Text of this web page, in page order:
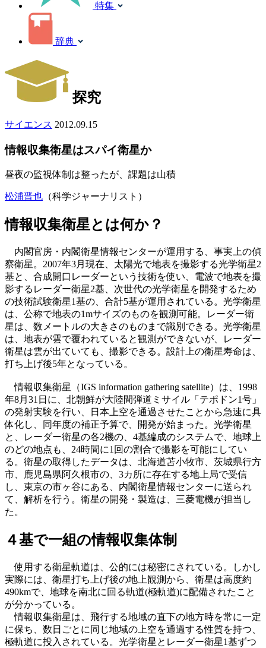
特集
辞典
探究
サイエンス 2012.09.15
情報収集衛星はスパイ衛星か
昼夜の監視体制は整ったが、課題は山積
松浦晋也 （科学ジャーナリスト）
情報収集衛星とは何か？
内閣官房・内閣衛星情報センターが運用する、事実上の偵
察衛星。2007年3月現在、太陽光で地表を撮影する光学衛星2
基と、合成開口レーダーという技術を使い、電波で地表を撮
影するレーダー衛星2基、次世代の光学衛星を開発するため
の技術試験衛星1基の、合計5基が運用されている。光学衛星
は、公称で地表の1mサイズのものを観測可能。レーダー衛
星は、数メートルの大きさのものまで識別できる。光学衛星
は、地表が雲で覆われていると観測ができないが、レーダー
衛星は雲が出ていても、撮影できる。設計上の衛星寿命は、
打ち上げ後5年となっている。
情報収集衛星（IGS information gathering satellite）は、1998
年8月31日に、北朝鮮が大陸間弾道ミサイル「テポドン1号」
の発射実験を行い、日本上空を通過させたことから急速に具
体化し、同年度の補正予算で、開発が始まった。光学衛星
と、レーダー衛星の各2機の、4基編成のシステムで、地球上
のどの地点も、24時間に1回の割合で撮影を可能にしてい
る。衛星の取得したデータは、北海道苫小牧市、茨城県行方
市、鹿児島県阿久根市の、3カ所に存在する地上局で受信
し、東京の市ヶ谷にある、内閣衛星情報センターに送られ
て、解析を行う。衛星の開発・製造は、三菱電機が担当し
た。
４基で一組の情報収集体制
使用する衛星軌道は、公的には秘密にされている。しかし
実際には、衛星打ち上げ後の地上観測から、衛星は高度約
490kmで、地球を南北に回る軌道(極軌道)に配備されたこと
が分かっている。
情報収集衛星は、飛行する地域の直下の地方時を常に一定
に保ち、数日ごとに同じ地域の上空を通過する性質を持つ、
極軌道に投入されている。光学衛星とレーダー衛星1基ずつ